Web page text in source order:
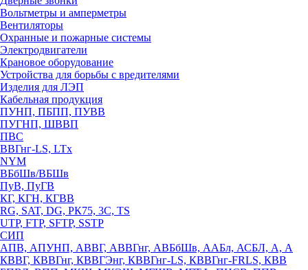
Вольтметры и амперметры
Вентиляторы
Охранные и пожарные системы
Электродвигатели
Крановое оборудование
Устройства для борьбы с вредителями
Изделия для ЛЭП
Кабельная продукция
ПУНП, ПБПП, ПУВВ
ПУГНП, ШВВП
ПВС
ВВГнг-LS, LTx
NYM
ВБбШв/ВБШв
ПуВ, ПуГВ
КГ, КГН, КГВВ
RG, SAT, DG, РК75, 3С, TS
UTP, FTP, SFTP, SSTP
СИП
АПВ, АПУНП, АВВГ, АВВГнг, АВБбШв, ААБл, АСБЛ, А, А
КВВГ, КВВГнг, КВВГЭнг, КВВГнг-LS, КВВГнг-FRLS, КВВ